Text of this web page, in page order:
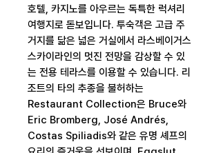
호텔, 카지노를 아우르는 독특한 럭셔리
여행지로 돋보입니다. 투숙객은 고급 주
거지를 닮은 넓은 거실에서 라스베이거스
스카이라인의 멋진 전망을 감상할 수 있
는 전용 테라스를 이용할 수 있습니다. 리
조트의 타의 추종을 불허하는
Restaurant Collection은 Bruce와
Eric Bromberg, José Andrés,
Costas Spiliadis와 같은 유명 셰프의